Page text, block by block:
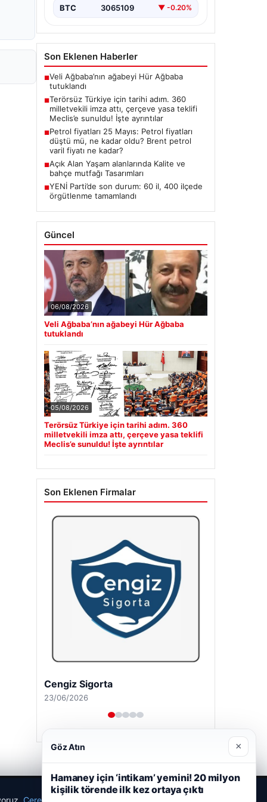
İmzasıyla Çerçeve Yasa Teklifi
BTC 3065109 ▼ -0.20%
Son Eklenen Haberler
■Veli Ağbaba’nın ağabeyi Hür Ağbaba
tutuklandı
■Terörsüz Türkiye için tarihi adım. 360
milletvekili imza attı, çerçeve yasa teklifi
Meclis’e sunuldu! İşte ayrıntılar
■Petrol fiyatları 25 Mayıs: Petrol fiyatları
düştü mü, ne kadar oldu? Brent petrol
varil fiyatı ne kadar?
■Açık Alan Yaşam alanlarında Kalite ve
bahçe mutfağı Tasarımları
■YENİ Parti’de son durum: 60 il, 400 ilçede
örgütlenme tamamlandı
Güncel
06/08/2026
Veli Ağbaba’nın ağabeyi Hür Ağbaba
tutuklandı
05/08/2026
Terörsüz Türkiye için tarihi adım. 360
milletvekili imza attı, çerçeve yasa teklifi
Meclis’e sunuldu! İşte ayrıntılar
Son Eklenen Firmalar
Cengiz Sigorta
23/06/2026
Çerez Politikamız
Göz Atın ×
Hamaney için ‘intikam’ yemini! 20 milyon
kişilik törende ilk kez ortaya çıktı